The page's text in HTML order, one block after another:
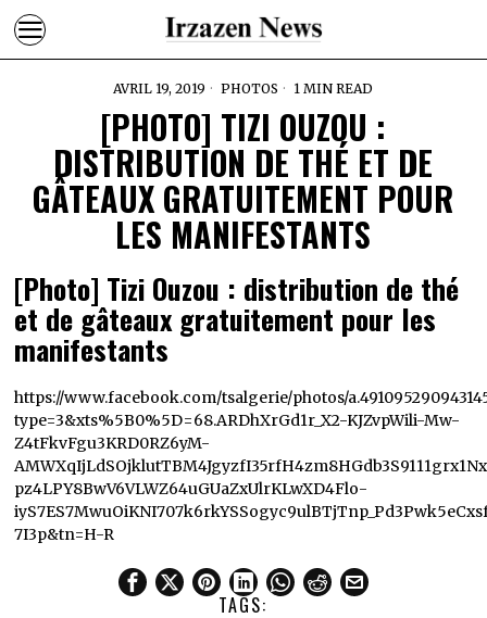
AVRIL 19, 2019 PHOTOS 1 MIN READ
[PHOTO] TIZI OUZOU :
DISTRIBUTION DE THÉ ET DE
GÂTEAUX GRATUITEMENT POUR
LES MANIFESTANTS
[Photo] Tizi Ouzou : distribution de thé
et de gâteaux gratuitement pour les
manifestants
https://www.facebook.com/tsalgerie/photos/
type=3&xts%5B0%5D=68.ARDhXrGd1r_X2-KJZvpWili-Mw-
Z4tFkvFgu3KRD0RZ6yM-
pz4LPY8BwV6VLWZ64uGUaZxUlrKLwXD4Flo-
7I3p&tn=H-R
TAGS: